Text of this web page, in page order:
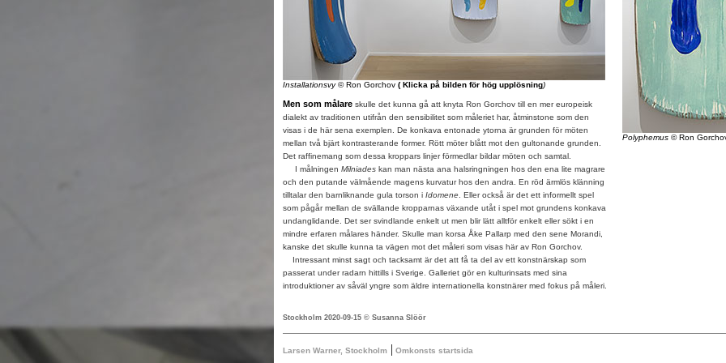
Installationsvy© Ron Gorchov ( Klicka på bilden för hög upplösning)
Men som målareskulle det kunna gå att knyta Ron Gorchov till en mer europeisk
dialekt av traditionen utifrån den sensibilitet som måleriet har, åtminstone som den
visas i de här sena exemplen. De konkava entonade ytorna är grunden för möten
mellan två bjärt kontrasterande former. Rött möter blått mot den gultonande grunden.
Det raffinemang som dessa kroppars linjer förmedlar bildar möten och samtal.
I målningen Milniadeskan man nästa ana halsringningen hos den ena lite magrare
och den putande välmående magens kurvatur hos den andra. En röd ärmlös klänning
tilltalar den barnliknande gula torson i Idomene. Eller också är det ett informellt spel
som pågår mellan de svällande kropparnas växande utåt i spel mot grundens konkava
undanglidande. Det ser svindlande enkelt ut men blir lätt alltför enkelt eller sökt i en
mindre erfaren målares händer. Skulle man korsa Åke Pallarp med den sene Morandi,
kanske det skulle kunna ta vägen mot det måleri som visas här av Ron Gorchov.
Intressant minst sagt och tacksamt är det att få ta del av ett konstnärskap som
passerat under radarn hittills i Sverige. Galleriet gör en kulturinsats med sina
introduktioner av såväl yngre som äldre internationella konstnärer med fokus på måleri.
Stockholm 2020-09-15 © Susanna Slöör
Polyphemus© Ron
Larsen Warner, Stockholm | Omkonsts startsida